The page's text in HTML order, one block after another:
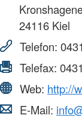
24116 Kiel
Telefon:
Telefax:
Web: http://
E-Mail: